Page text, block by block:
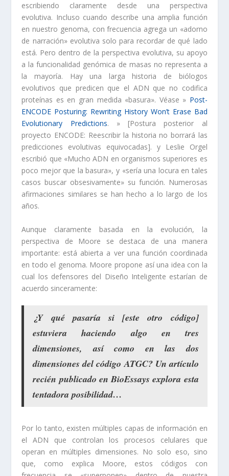
escribiendo claramente desde una perspectiva
evolutiva. Incluso cuando describe una amplia función
en nuestro genoma, con frecuencia agrega un «adorno
de narración» evolutiva solo para recordar de qué lado
está. Pero dentro de la perspectiva evolutiva, su apoyo
a la funcionalidad genómica de masas no representa a
la mayoría. Hay una larga historia de biólogos
evolutivos que predicen que el ADN que no codifica
proteínas es en gran medida «basura». Véase » Post-
ENCODE Posturing: Rewriting History Won’t Erase Bad
Evolutionary Predictions. » [Postura posterior al
proyecto ENCODE: Reescribir la historia no borrará las
predicciones evolutivas equivocadas]. y Leslie Orgel
escribió que «Mucho ADN en organismos superiores es
poco mejor que la basura», y «sería una locura en tales
casos buscar obsesivamente» su función. Numerosas
afirmaciones similares se han hecho a lo largo de los
años.
Aunque claramente basada en la evolución, la
perspectiva de Moore se destaca de una manera
importante: está abierta a ver una función coordinada
en todo el genoma. Moore propone así una idea con la
cual los defensores del Diseño Inteligente estarían de
acuerdo sinceramente:
¿Y qué pasaría si [este otro código]
estuviera haciendo algo en tres
dimensiones, así como en las dos
dimensiones del código ATGC? Un artículo
recién publicado en BioEssays explora esta
tentadora posibilidad…
Por lo tanto, existen múltiples capas de información en
el ADN que controlan los procesos celulares que
operan en múltiples dimensiones. No solo eso, sino
que, como explica Moore, estos códigos con